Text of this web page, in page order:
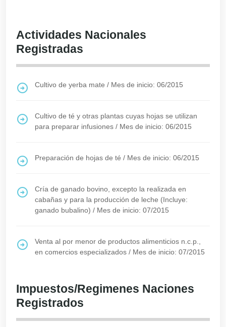
Actividades Nacionales
Registradas
Cultivo de yerba mate / Mes de inicio: 06/2015
Cultivo de té y otras plantas cuyas hojas se utilizan
para preparar infusiones / Mes de inicio: 06/2015
Preparación de hojas de té / Mes de inicio: 06/2015
Cría de ganado bovino, excepto la realizada en
cabañas y para la producción de leche (Incluye:
ganado bubalino) / Mes de inicio: 07/2015
Venta al por menor de productos alimenticios n.c.p.,
en comercios especializados / Mes de inicio: 07/2015
Impuestos/Regimenes Naciones
Registrados